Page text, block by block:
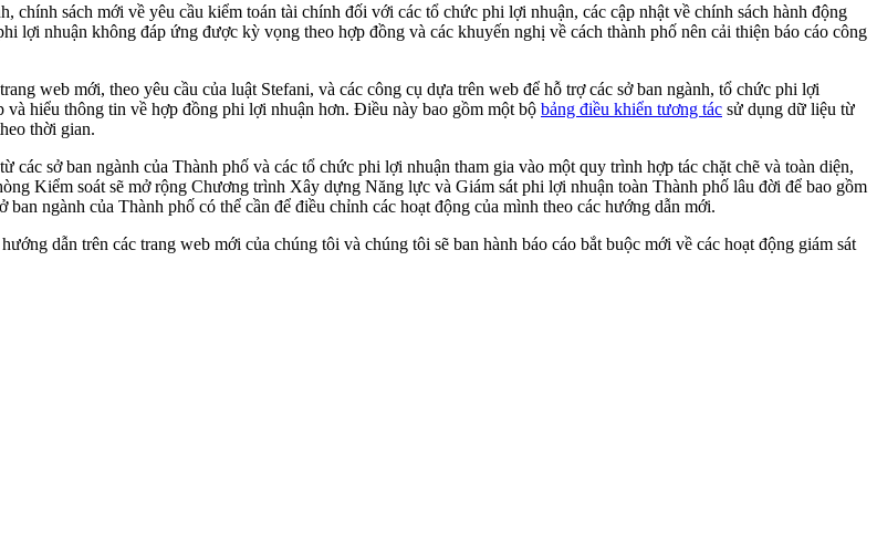
chính sách mới về yêu cầu kiểm toán tài chính đối với các tổ chức phi lợi nhuận, các cập nhật về chính sách hành động
lợi nhuận không đáp ứng được kỳ vọng theo hợp đồng và các khuyến nghị về cách thành phố nên cải thiện báo cáo công
web mới, theo yêu cầu của luật Stefani, và các công cụ dựa trên web để hỗ trợ các sở ban ngành, tổ chức phi lợi
hiểu thông tin về hợp đồng phi lợi nhuận hơn. Điều này bao gồm một bộ bảng điều khiển tương tác sử dụng dữ liệu từ
thời gian.
sở ban ngành của Thành phố và các tổ chức phi lợi nhuận tham gia vào một quy trình hợp tác chặt chẽ và toàn diện,
Kiểm soát sẽ mở rộng Chương trình Xây dựng Năng lực và Giám sát phi lợi nhuận toàn Thành phố lâu đời để bao gồm
ngành của Thành phố có thể cần để điều chỉnh các hoạt động của mình theo các hướng dẫn mới.
dẫn trên các trang web mới của chúng tôi và chúng tôi sẽ ban hành báo cáo bắt buộc mới về các hoạt động giám sát